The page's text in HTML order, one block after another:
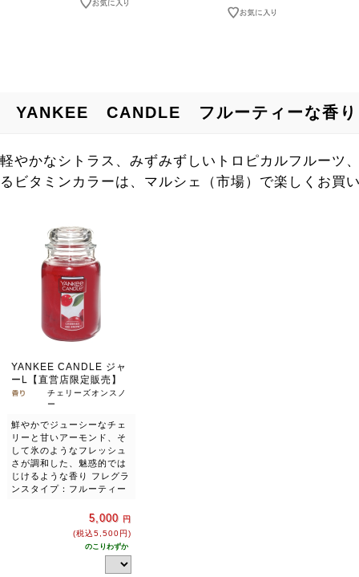
YANKEE CANDLE フルーティーな香り
軽やかなシトラス、みずみずしいトロピカルフルーツ
るビタミンカラーは、マルシェ（市場）で楽しくお買
YANKEE CANDLE ジャ
ーL【直営店限定販売】
チェリーズオンスノ
ー
鮮やかでジューシーなチェ
リーと甘いアーモンド、そ
して氷のようなフレッシュ
さが調和した、魅惑的では
じけるような香り フレグラ
ンスタイプ：フルーティー
5,000 円
(税込5,500円)
のこりわずか